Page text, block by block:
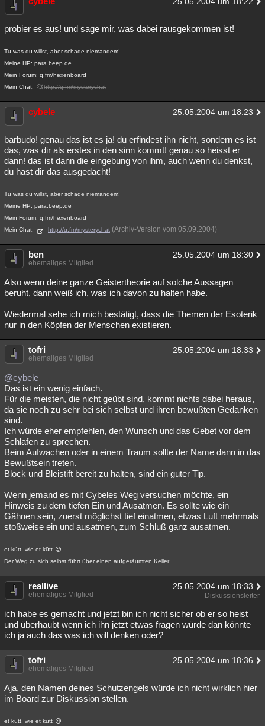
probier es aus! und sage mir, was dabei rausgekommen ist!
Tu was du willst, aber schade niemandem!
Meine HP: para.beep.de
Mein Forum: q.fm/hexenboard
Mein Chat:
http://q.fm/mysterychat
cybele 25.05.2004 um 18:23
barbudo! genau das ist es ja! du erfindest ihn nicht, sondern es ist
das, was dir als erstes in den sinn kommt! genau so heisst er
dann! das ist dann die eingebung von ihm, auch wenn du denkst,
du hast dir das ausgedacht!
Tu was du willst, aber schade niemandem!
Meine HP: para.beep.de
Mein Forum: q.fm/hexenboard
Mein Chat:
http://q.fm/mysterychat (Archiv-Version vom 05.09.2004)
ben 25.05.2004 um 18:30
ehemaliges Mitglied
Also wenn deine ganze Geistertheorie auf solche Aussagen
beruht, dann weiß ich, was ich davon zu halten habe.
Wiedermal sehe ich mich bestätigt, dass die Themen der Esoterik
nur in den Köpfen der Menschen existieren.
tofri 25.05.2004 um 18:33
ehemaliges Mitglied
@cybele
Das ist ein wenig einfach.
Für die meisten, die nicht geübt sind, kommt nichts dabei heraus,
da sie noch zu sehr bei sich selbst und ihren bewußten Gedanken
sind.
Ich würde eher empfehlen, den Wunsch und das Gebet vor dem
Schlafen zu sprechen.
Beim Aufwachen oder in einem Traum sollte der Name dann in das
Bewußtsein treten.
Block und Bleistift bereit zu halten, sind ein guter Tip.
Wenn jemand es mit Cybeles Weg versuchen möchte, ein
Hinweis zu dem tiefen Ein und Ausatmen. Es sollte wie ein
Gähnen sein, zuerst möglichst tief einatmen, etwas Luft mehrmals
stoßweise ein und ausatmen, zum Schluß ganz ausatmen.
et kütt, wie et kütt
Der Weg zu sich selbst führt über einen aufgeräumten Keller.
reallive 25.05.2004 um 18:33
ehemaliges Mitglied Diskussionsleiter
ich habe es gemacht und jetzt bin ich nicht sicher ob er so heist
und überhaubt wenn ich ihn jetzt etwas fragen würde dan könnte
ich ja auch das was ich will denken oder?
tofri 25.05.2004 um 18:36
ehemaliges Mitglied
Aja, den Namen deines Schutzengels würde ich nicht wirklich hier
im Board zur Diskussion stellen.
et kütt, wie et kütt